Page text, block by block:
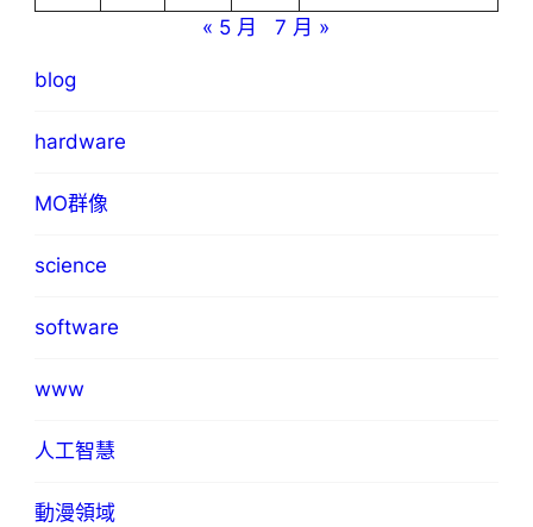
« 5 月
7 月 »
blog
hardware
MO群像
science
software
www
人工智慧
動漫領域